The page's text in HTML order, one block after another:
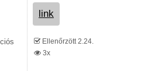
link
Ellenőrzött 2.24.
3x